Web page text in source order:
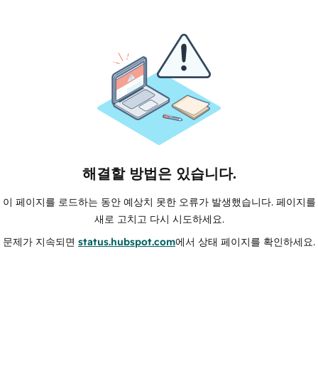
해결할 방법은 있습니다.
이 페이지를 로드하는 동안 예상치 못한 오류가 발생했습니다. 페이지를
새로 고치고 다시 시도하세요.
문제가 지속되면 status.hubspot.com에서 상태 페이지를 확인하세요.